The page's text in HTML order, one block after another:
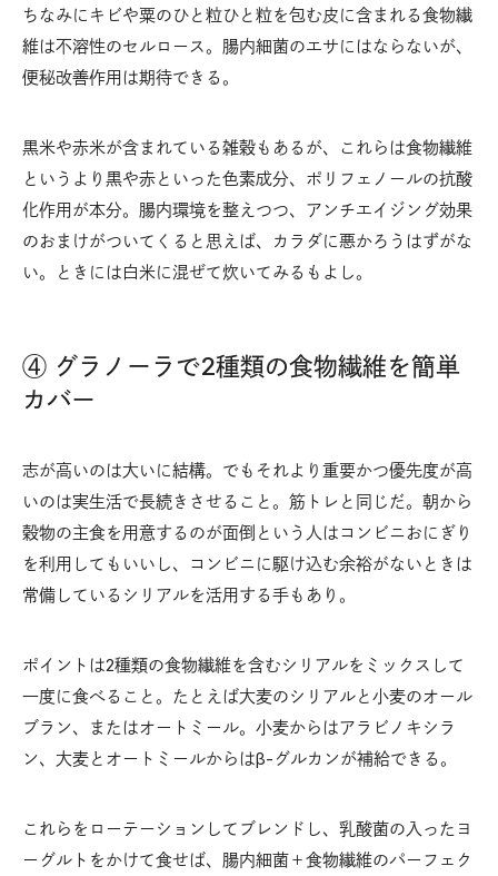
ちなみにキビや粟のひと粒ひと粒を包む皮に含まれる食物繊
維は不溶性のセルロース。腸内細菌のエサにはならないが、
便秘改善作用は期待できる。
黒米や赤米が含まれている雑穀もあるが、これらは食物繊維
というより黒や赤といった色素成分、ポリフェノールの抗酸
化作用が本分。腸内環境を整えつつ、アンチエイジング効果
のおまけがついてくると思えば、カラダに悪かろうはずがな
い。ときには白米に混ぜて炊いてみるもよし。
④ グラノーラで2種類の食物繊維を簡単
カバー
志が高いのは大いに結構。でもそれより重要かつ優先度が高
いのは実生活で長続きさせること。筋トレと同じだ。朝から
穀物の主食を用意するのが面倒という人はコンビニおにぎり
を利用してもいいし、コンビニに駆け込む余裕がないときは
常備しているシリアルを活用する手もあり。
ポイントは2種類の食物繊維を含むシリアルをミックスして
一度に食べること。たとえば大麦のシリアルと小麦のオール
ブラン、またはオートミール。小麦からはアラビノキシラ
ン、大麦とオートミールからはβ-グルカンが補給できる。
これらをローテーションしてブレンドし、乳酸菌の入ったヨ
ーグルトをかけて食せば、腸内細菌＋食物繊維のパーフェク